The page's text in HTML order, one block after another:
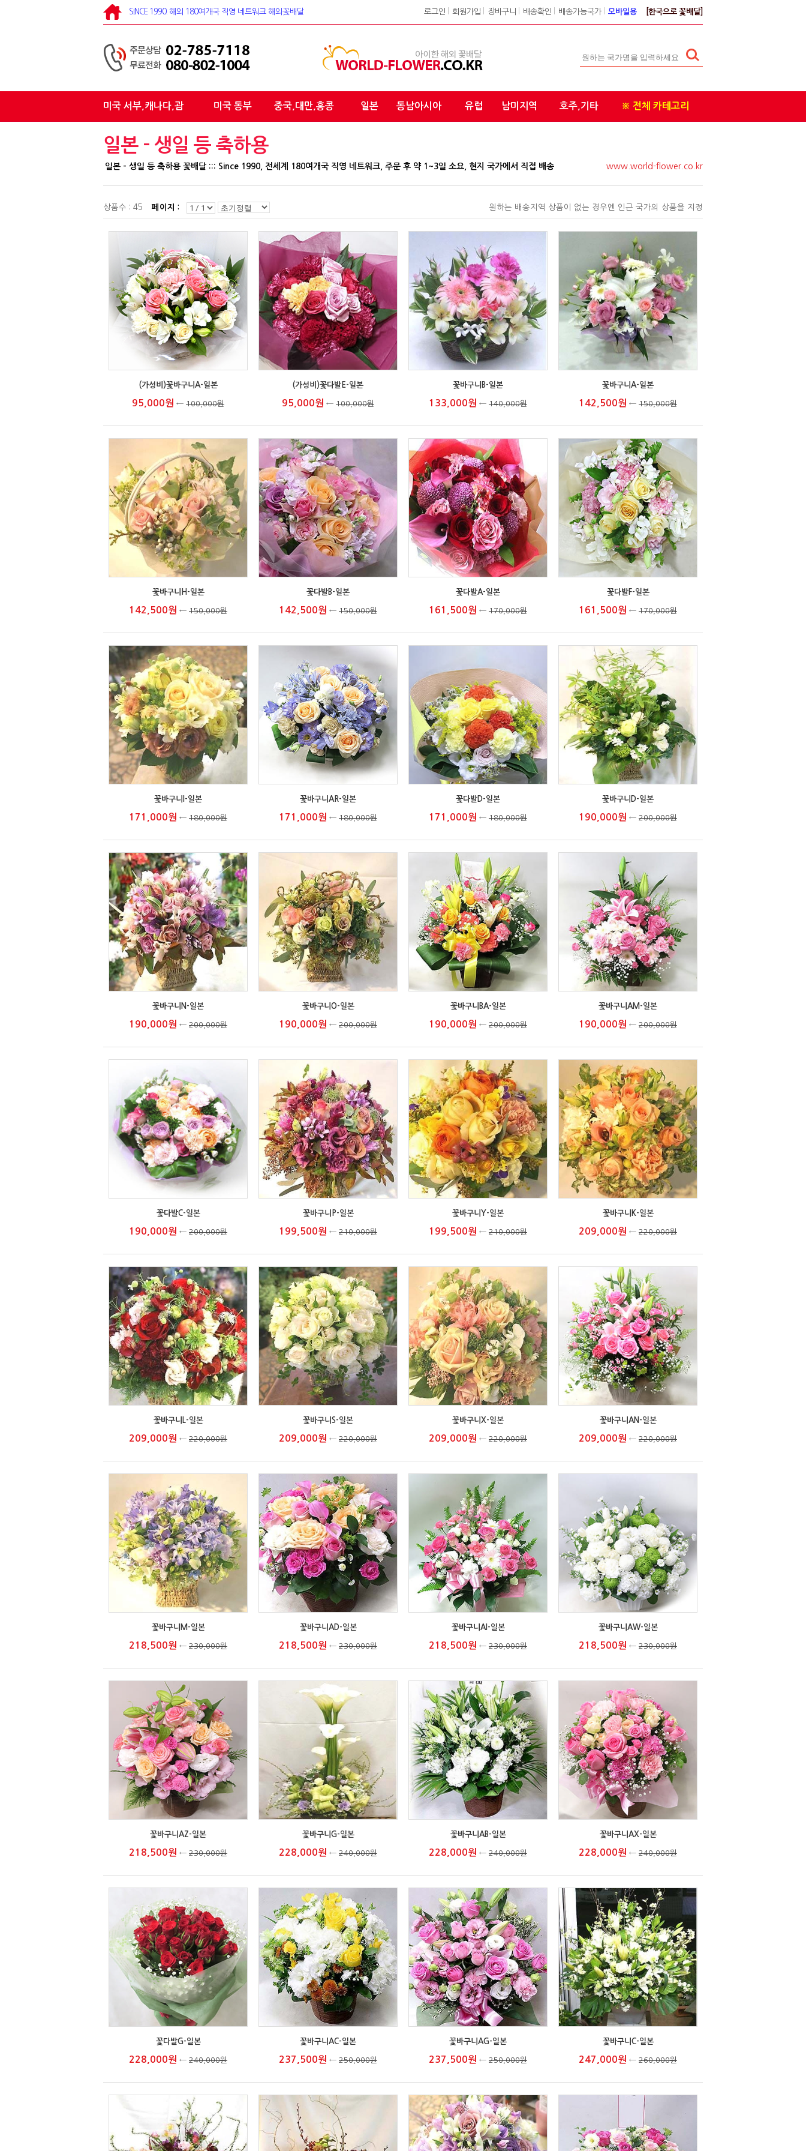
SINCE 1990. 해외 180여개국 직영 네트워크 해외꽃배달 로그인 회원가입 장바구니 배송확인 배송가능국가 모바일용 [한국으로 꽃배달]
미국 서부,캐나다,괌 미국 동부 중국,대만,홍콩 일본 동남아시아 유럽 남미지역 호주,기타 ※ 전체 카테고리
일본 - 생일 등 축하용
일본 - 생일 등 축하용 꽃배달 ::: Since 1990, 전세계 180여개국 직영 네트워크, 주문 후 약 1~3일 소요, 현지 국가에서 직접 배송 www.world-flower.co.kr
상품수 : 45 페이지 : 원하는 배송지역 상품이 없는 경우엔 인근 국가의 상품을 지정
(가성비)꽃바구니A-일본
95,000원 ← 100,000원
(가성비)꽃다발E-일본
95,000원 ← 100,000원
꽃바구니B-일본
133,000원 ← 140,000원
꽃바구니A-일본
142,500원 ← 150,000원
꽃바구니H-일본
142,500원 ← 150,000원
꽃다발B-일본
142,500원 ← 150,000원
꽃다발A-일본
161,500원 ← 170,000원
꽃다발F-일본
161,500원 ← 170,000원
꽃바구니I-일본
171,000원 ← 180,000원
꽃바구니AR-일본
171,000원 ← 180,000원
꽃다발D-일본
171,000원 ← 180,000원
꽃바구니D-일본
190,000원 ← 200,000원
꽃바구니N-일본
190,000원 ← 200,000원
꽃바구니O-일본
190,000원 ← 200,000원
꽃바구니BA-일본
190,000원 ← 200,000원
꽃바구니AM-일본
190,000원 ← 200,000원
꽃다발C-일본
190,000원 ← 200,000원
꽃바구니P-일본
199,500원 ← 210,000원
꽃바구니Y-일본
199,500원 ← 210,000원
꽃바구니K-일본
209,000원 ← 220,000원
꽃바구니L-일본
209,000원 ← 220,000원
꽃바구니S-일본
209,000원 ← 220,000원
꽃바구니X-일본
209,000원 ← 220,000원
꽃바구니AN-일본
209,000원 ← 220,000원
꽃바구니M-일본
218,500원 ← 230,000원
꽃바구니AD-일본
218,500원 ← 230,000원
꽃바구니AI-일본
218,500원 ← 230,000원
꽃바구니AW-일본
218,500원 ← 230,000원
꽃바구니AZ-일본
218,500원 ← 230,000원
꽃바구니G-일본
228,000원 ← 240,000원
꽃바구니AB-일본
228,000원 ← 240,000원
꽃바구니AX-일본
228,000원 ← 240,000원
꽃다발G-일본
228,000원 ← 240,000원
꽃바구니AC-일본
237,500원 ← 250,000원
꽃바구니AG-일본
237,500원 ← 250,000원
꽃바구니C-일본
247,000원 ← 260,000원